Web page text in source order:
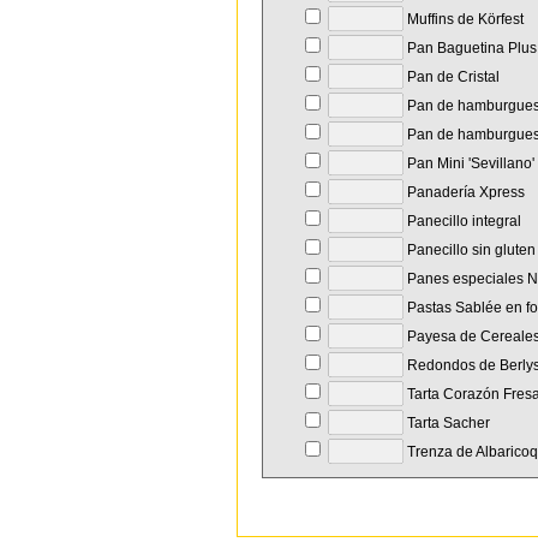
Muffins de Körfest
Pan Baguetina Plus
Pan de Cristal
Pan de
Pan de
Pan Mini 'Sevillano'
Panadería Xpress
Panecillo integral
Panecillo sin gluten
Panes especiales
Pastas Sablée en
Payesa de
Redondos de
Tarta Corazón
Tarta Sacher
Trenza de